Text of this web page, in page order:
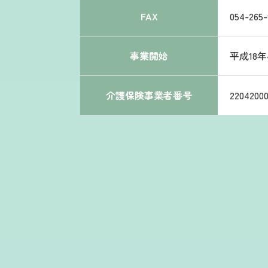
FAX 054-265-
事業開始 平成18
介護保険事業者番号